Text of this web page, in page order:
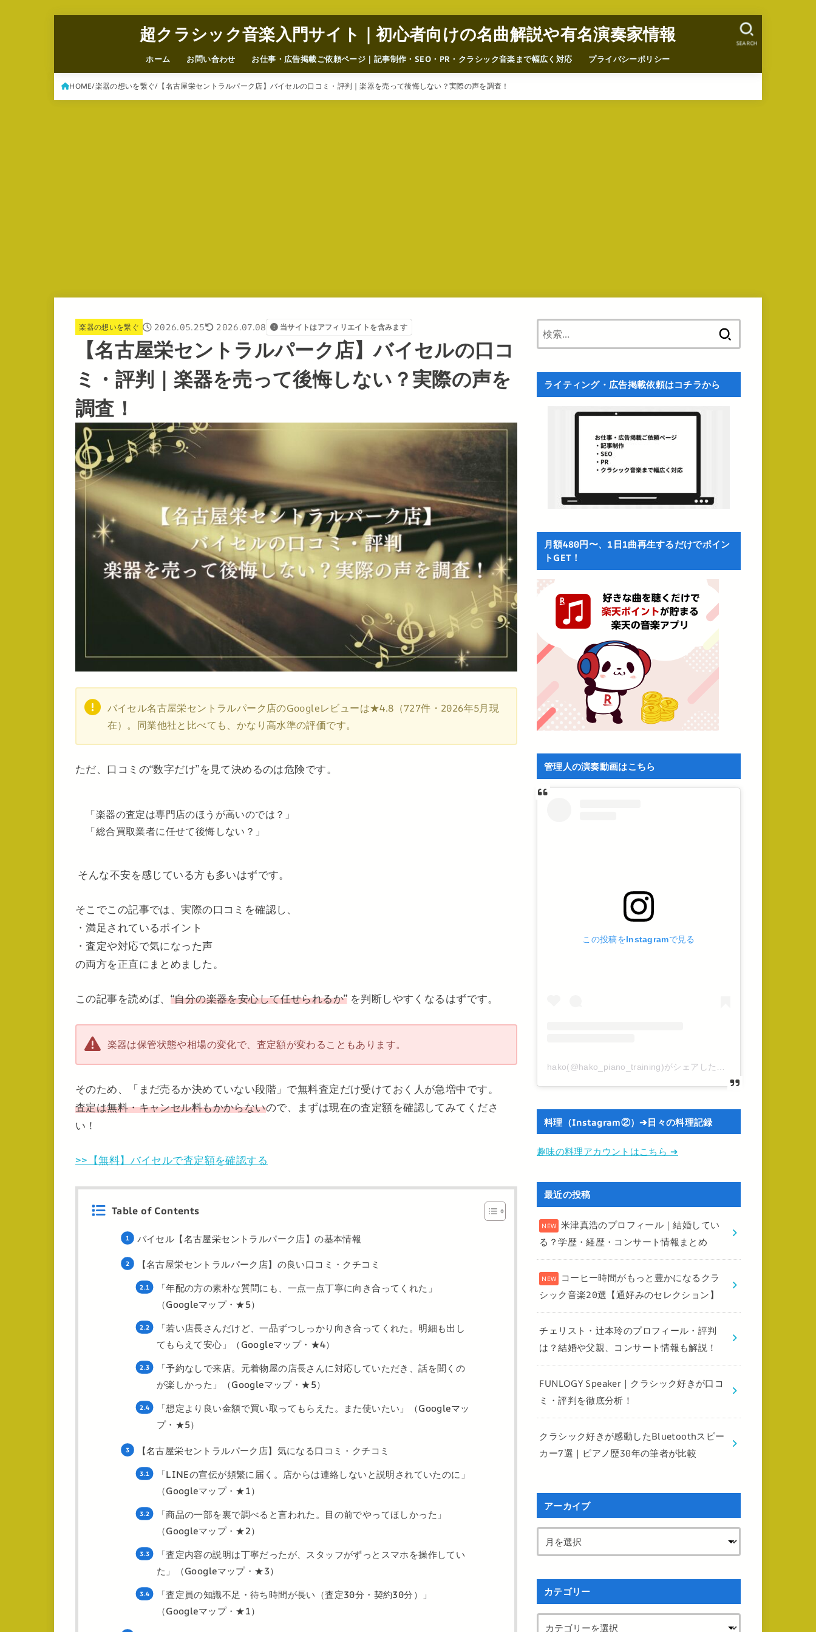
超クラシック音楽入門サイト｜初心者向けの名曲解説や有名演奏家情報
ホーム お問い合わせ お仕事・広告掲載ご依頼ページ｜記事制作・SEO・PR・クラシック音楽まで幅広く対応 プライバシーポリシー
SEARCH
HOME 楽器の想いを繋ぐ 【名古屋栄セントラルパーク店】バイセルの口コミ・評判｜楽器を売って後悔しない？実際の声を調査！
楽器の想いを繋ぐ 2026.05.25 2026.07.08 当サイトはアフィリエイトを含みます
【名古屋栄セントラルパーク店】バイセルの口コ
ミ・評判｜楽器を売って後悔しない？実際の声を
調査！
バイセル名古屋栄セントラルパーク店のGoogleレビューは★4.8（727件・2026年5月現
在）。同業他社と比べても、かなり高水準の評価です。
ただ、口コミの“数字だけ”を見て決めるのは危険です。
「楽器の査定は専門店のほうが高いのでは？」
「総合買取業者に任せて後悔しない？」
そんな不安を感じている方も多いはずです。
そこでこの記事では、実際の口コミを確認し、
・満足されているポイント
・査定や対応で気になった声
の両方を正直にまとめました。
この記事を読めば、 “自分の楽器を安心して任せられるか” を判断しやすくなるはずです。
楽器は保管状態や相場の変化で、査定額が変わることもあります。
そのため、「まだ売るか決めていない段階」で無料査定だけ受けておく人が急増中です。
査定は無料・キャンセル料もかからないので、まずは現在の査定額を確認してみてくださ
い！
>>【無料】バイセルで査定額を確認する
Table of Contents
バイセル【名古屋栄セントラルパーク店】の基本情報
【名古屋栄セントラルパーク店】の良い口コミ・クチコミ
「年配の方の素朴な質問にも、一点一点丁寧に向き合ってくれた」
（Googleマップ・★5）
「若い店長さんだけど、一品ずつしっかり向き合ってくれた。明細も出し
てもらえて安心」（Googleマップ・★4）
「予約なしで来店。元着物屋の店長さんに対応していただき、話を聞くの
が楽しかった」（Googleマップ・★5）
「想定より良い金額で買い取ってもらえた。また使いたい」（Googleマッ
プ・★5）
【名古屋栄セントラルパーク店】気になる口コミ・クチコミ
「LINEの宣伝が頻繁に届く。店からは連絡しないと説明されていたのに」
（Googleマップ・★1）
「商品の一部を裏で調べると言われた。目の前でやってほしかった」
（Googleマップ・★2）
「査定内容の説明は丁寧だったが、スタッフがずっとスマホを操作してい
た」（Googleマップ・★3）
「査定員の知識不足・待ち時間が長い（査定30分・契約30分）」
（Googleマップ・★1）
ライティング・広告掲載依頼はコチラから
月額480円〜、1日1曲再生するだけでポイン
トGET！
管理人の演奏動画はこちら
この投稿をInstagramで見る
hako(@hako_piano_training)がシェアした投稿
料理（Instagram②）➔日々の料理記録
趣味の料理アカウントはこちら ➔
最近の投稿
米津真浩のプロフィール｜結婚してい
る？学歴・経歴・コンサート情報まとめ
コーヒー時間がもっと豊かになるクラ
シック音楽20選【通好みのセレクション】
チェリスト・辻本玲のプロフィール・評判
は？結婚や父親、コンサート情報も解説！
FUNLOGY Speaker｜クラシック好きが口コ
ミ・評判を徹底分析！
クラシック好きが感動したBluetoothスピー
カー7選｜ピアノ歴30年の筆者が比較
アーカイブ
カテゴリー